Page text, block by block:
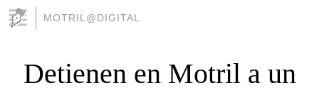
MOTRIL@DIGITAL
Detienen en Motril a un